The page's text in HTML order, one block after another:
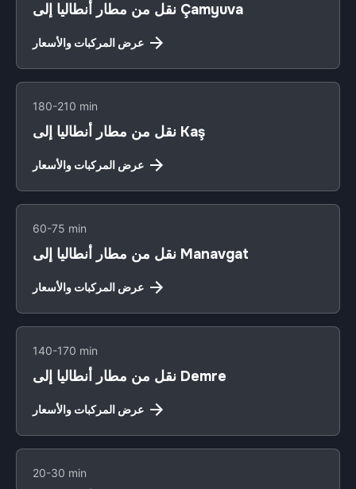
نقل من مطار أنطاليا إلى Çamyuva
عرض المركبات والأسعار
180-210 min
نقل من مطار أنطاليا إلى Kaş
عرض المركبات والأسعار
60-75 min
نقل من مطار أنطاليا إلى Manavgat
عرض المركبات والأسعار
140-170 min
نقل من مطار أنطاليا إلى Demre
عرض المركبات والأسعار
20-30 min